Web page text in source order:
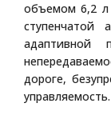
объемом 6,2 л
ступенчатой
адаптивной
дороге,
управляемость.